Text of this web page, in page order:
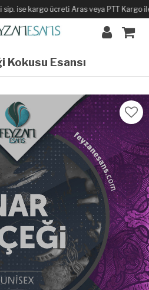
ise kargo ücreti Aras veya PTT Kargo
Kokusu Esansı